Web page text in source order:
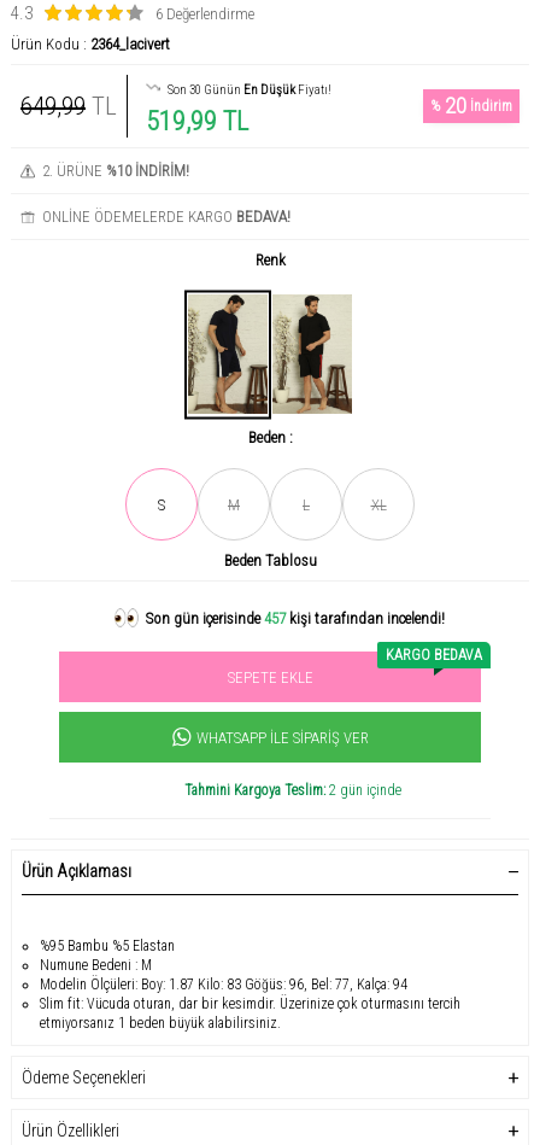
4.3
6 Değerlendirme
Ürün Kodu : 2364_lacivert
649,99 TL
Son 30 Günün En DüşükFiyatı!
519,99 TL %20 İndirim
2. ÜRÜNE %10 İNDİRİM!
ONLİNE ÖDEMELERDE KARGO BEDAVA!
Renk
Beden :
S M L XL
Beden Tablosu
Son gün içerisinde457 kişi tarafından incelendi!
Acele et! Son 3 günde+0.1 ürün satıldı
SEPETE EKLE
KARGO BEDAVA
WHATSAPP İLE SIPARIŞ VER
Tahmini Kargoya Teslim:2 gün içinde
Ürün Açıklaması
%95 Bambu %5 Elastan
Numune Bedeni : M
Modelin Ölçüleri: Boy: 1.87 Kilo: 83 Göğüs: 96, Bel: 77, Kalça: 94
Slim fit: Vücuda oturan, dar bir kesimdir. Üzerinize çok oturmasını tercih
etmiyorsanız 1 beden büyük alabilirsiniz.
Ödeme Seçenekleri
Ürün Özellikleri